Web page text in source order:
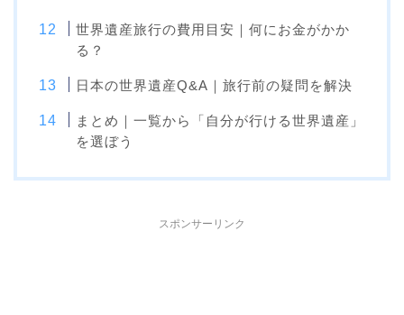
世界遺産旅行の費用目安｜何にお金がかか
る？
日本の世界遺産Q&A｜旅行前の疑問を解決
まとめ｜一覧から「自分が行ける世界遺産」
を選ぼう
スポンサーリンク